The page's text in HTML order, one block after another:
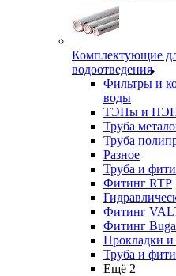
Комплектующие
водоотведения
Фильтры и
воды
ТЭНы и
Труба
Труба
Разное
Труба и
Фитинг RTP
Фитинг
Фитинг
Прокладки и
Труба и
Ещё 2